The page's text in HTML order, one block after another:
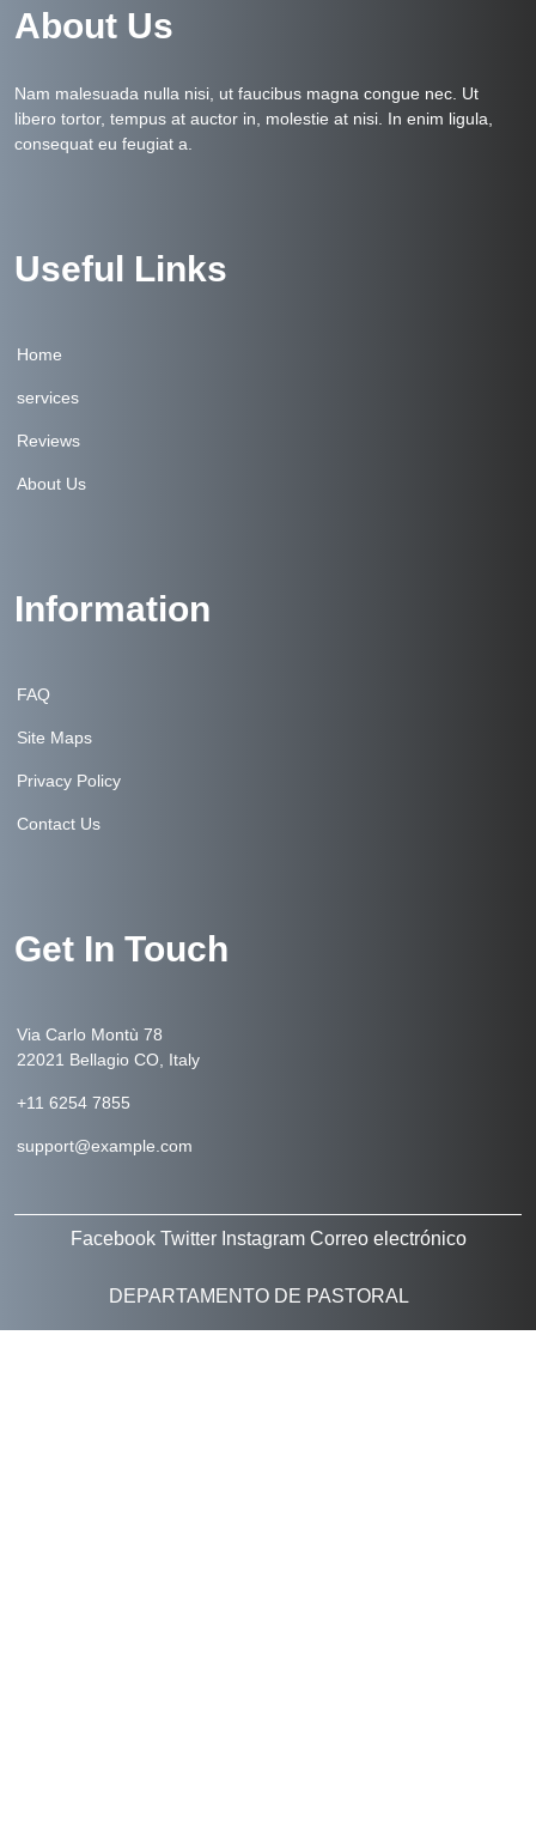
About Us
Nam malesuada nulla nisi, ut faucibus magna congue nec. Ut
libero tortor, tempus at auctor in, molestie at nisi. In enim ligula,
consequat eu feugiat a.
Useful Links
Home
services
Reviews
About Us
Information
FAQ
Site Maps
Privacy Policy
Contact Us
Get In Touch
Via Carlo Montù 78
22021 Bellagio CO, Italy
+11 6254 7855
support@example.com
Facebook Twitter Instagram Correo electrónico
DEPARTAMENTO DE PASTORAL